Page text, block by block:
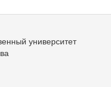
университет